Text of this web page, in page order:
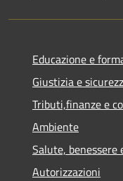
Educazione e
Giustizia e
Tributi,finanze e
Ambiente
Salute, benessere
Autorizzazioni